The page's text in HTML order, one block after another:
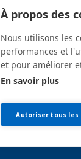
À propos des
Nous utilisons les
performances et
et pour améliorer
En savoir plus
Autoriser tous les